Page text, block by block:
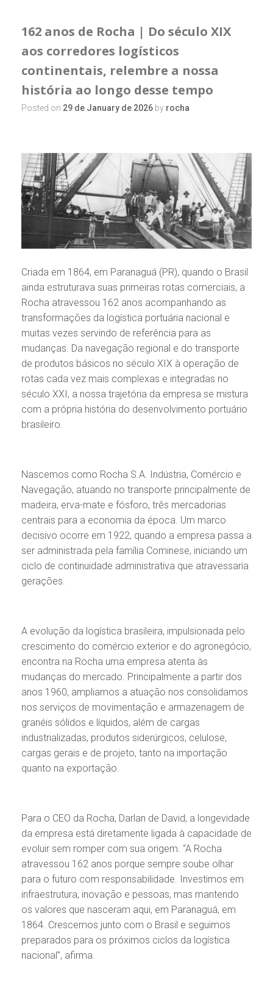
162 anos de Rocha | Do século XIX
aos corredores logísticos
continentais, relembre a nossa
história ao longo desse tempo
Posted on 29 de January de 2026 by rocha
Criada em 1864, em Paranaguá (PR), quando o Brasil
ainda estruturava suas primeiras rotas comerciais, a
Rocha atravessou 162 anos acompanhando as
transformações da logística portuária nacional e
muitas vezes servindo de referência para as
mudanças. Da navegação regional e do transporte
de produtos básicos no século XIX à operação de
rotas cada vez mais complexas e integradas no
século XXI, a nossa trajetória da empresa se mistura
com a própria história do desenvolvimento portuário
brasileiro.
Nascemos como Rocha S.A. Indústria, Comércio e
Navegação, atuando no transporte principalmente de
madeira, erva-mate e fósforo, três mercadorias
centrais para a economia da época. Um marco
decisivo ocorre em 1922, quando a empresa passa a
ser administrada pela família Cominese, iniciando um
ciclo de continuidade administrativa que atravessaria
gerações.
A evolução da logística brasileira, impulsionada pelo
crescimento do comércio exterior e do agronegócio,
encontra na Rocha uma empresa atenta às
mudanças do mercado. Principalmente a partir dos
anos 1960, ampliamos a atuação nos consolidamos
nos serviços de movimentação e armazenagem de
granéis sólidos e líquidos, além de cargas
industrializadas, produtos siderúrgicos, celulose,
cargas gerais e de projeto, tanto na importação
quanto na exportação.
Para o CEO da Rocha, Darlan de David, a longevidade
da empresa está diretamente ligada à capacidade de
evoluir sem romper com sua origem. “A Rocha
atravessou 162 anos porque sempre soube olhar
para o futuro com responsabilidade. Investimos em
infraestrutura, inovação e pessoas, mas mantendo
os valores que nasceram aqui, em Paranaguá, em
1864. Crescemos junto com o Brasil e seguimos
preparados para os próximos ciclos da logística
nacional”, afirma.